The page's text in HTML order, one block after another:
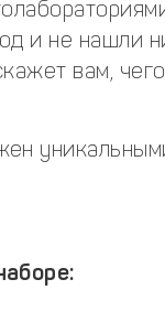
и не нашли
вам, чего